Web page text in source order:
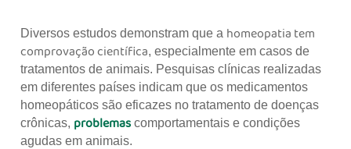
Diversos estudos demonstram que a homeopatia tem
comprovação científica, especialmente em casos de
tratamentos de animais. Pesquisas clínicas realizadas
em diferentes países indicam que os medicamentos
homeopáticos são eficazes no tratamento de doenças
crônicas, problemas comportamentais e condições
agudas em animais.